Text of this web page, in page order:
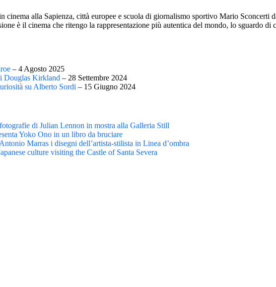
cinema alla Sapienza, città europee e scuola di giornalismo sportivo Mario Sconcerti
è il cinema che ritengo la rappresentazione più autentica del mondo, lo sguardo
– 4 Agosto 2025
Douglas Kirkland – 28 Settembre 2024
su Alberto Sordi – 15 Giugno 2024
di Julian Lennon in mostra alla Galleria Still
Yoko Ono in un libro da bruciare
Antonio Marras i disegni dell’artista-stilista in Linea d’ombra
culture visiting the Castle of Santa Severa